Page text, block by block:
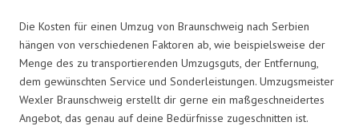
Die Kosten für einen Umzug von Braunschweig nach Serbien
hängen von verschiedenen Faktoren ab, wie beispielsweise der
Menge des zu transportierenden Umzugsguts, der Entfernung,
dem gewünschten Service und Sonderleistungen. Umzugsmeister
Wexler Braunschweig erstellt dir gerne ein maßgeschneidertes
Angebot, das genau auf deine Bedürfnisse zugeschnitten ist.